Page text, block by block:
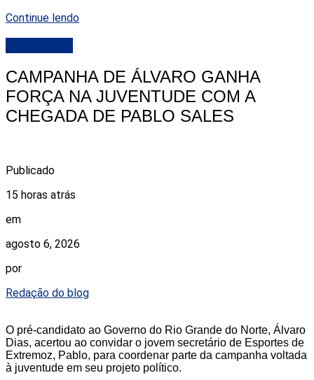
Continue lendo
CAMPANHA DE ÁLVARO GANHA
FORÇA NA JUVENTUDE COM A
CHEGADA DE PABLO SALES
Publicado
15 horas atrás
em
agosto 6, 2026
por
Redação do blog
O pré-candidato ao Governo do Rio Grande do Norte, Álvaro
Dias, acertou ao convidar o jovem secretário de Esportes de
Extremoz, Pablo, para coordenar parte da campanha voltada
à juventude em seu projeto político.